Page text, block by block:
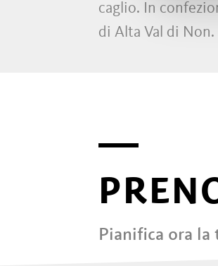
caglio. In
di Alta Val di Non.
Pianifica ora la